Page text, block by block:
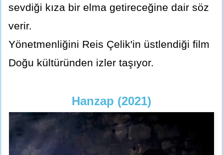
sevdiği kıza bir elma getireceğine dair söz
verir.
Yönetmenliğini Reis Çelik'in üstlendiği film
Doğu kültüründen izler taşıyor.
Hanzap (2021)